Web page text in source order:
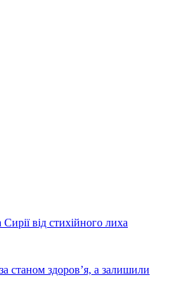
від стихійного лиха
станом здоров’я, а залишили